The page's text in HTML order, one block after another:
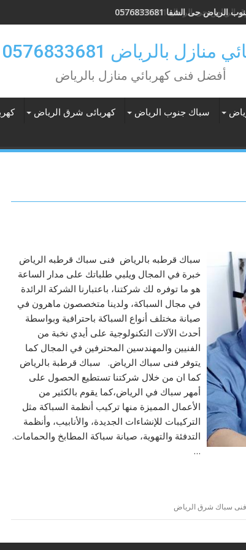
حى الشفا 0576833681
منازل بالرياض 0576833681
أفضل فنى كهربائي منازل بالرياض
سباك جنوب الرياض كهربائى شرق الرياض
سباك قرطبه بالرياض فنى سباك قرطبه الرياض
خبرة في المجال ويلبي طلباتك على مدار الساعة
هو ما توفره لك شركتنا، باعتبارنا الشركة الرائدة
في مجال السباكة، ولدينا متخصصون ماهرون في
صيانة مختلف أنواع السباكة باحترافية وبواسطة
أحدث الآلات التكنولوجية على أيدي نخبة من
الفنيين والمهندسين المحترفين في المجال كما
يتوفر فنى سباك الرياض. سباك قرطبة بالرياض
كما ان من خلال شركتنا تستطيع الحصول على
أمهر سباك في الرياض،كما يقوم بالكثير من
الأعمال المميزة منها تركيب أنظمة السباكة مثل
التركيبات للإنشاءات الجديدة، والأنابيب، وأنظمة
التدفئة والتهوية، صيانة سباكة المطابخ والحمامات.
…
فنى سباك شرق الرياض